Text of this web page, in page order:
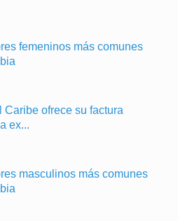
femeninos más comunes
Caribe ofrece su factura
ex...
masculinos más comunes